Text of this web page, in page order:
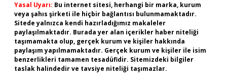
Yasal Uyarı: Bu internet sitesi, herhangi bir marka, kurum
veya şahıs şirketi ile hiçbir bağlantısı bulunmamaktadır.
Sitede yalnızca kendi hazırladığımız makaleler
paylaşılmaktadır. Burada yer alan içerikler haber niteliği
taşımamakta olup, gerçek kurum ve kişiler hakkında
paylaşım yapılmamaktadır. Gerçek kurum ve kişiler ile isim
benzerlikleri tamamen tesadüfidir. Sitemizdeki bilgiler
taslak halindedir ve tavsiye niteliği taşımazlar.